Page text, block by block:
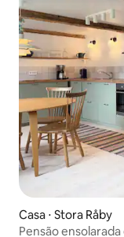
Casa ⋅ Stora Råby
Pensão